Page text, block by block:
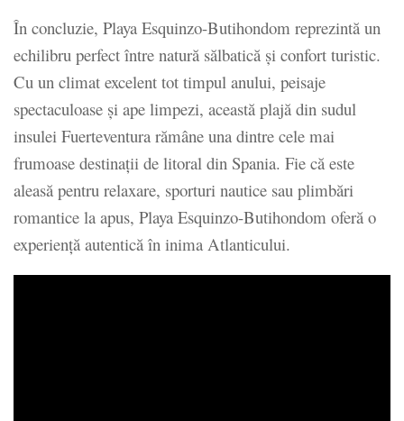
În concluzie, Playa Esquinzo-Butihondom reprezintă un
echilibru perfect între natură sălbatică și confort turistic.
Cu un climat excelent tot timpul anului, peisaje
spectaculoase și ape limpezi, această plajă din sudul
insulei Fuerteventura rămâne una dintre cele mai
frumoase destinații de litoral din Spania. Fie că este
aleasă pentru relaxare, sporturi nautice sau plimbări
romantice la apus, Playa Esquinzo-Butihondom oferă o
experiență autentică în inima Atlanticului.